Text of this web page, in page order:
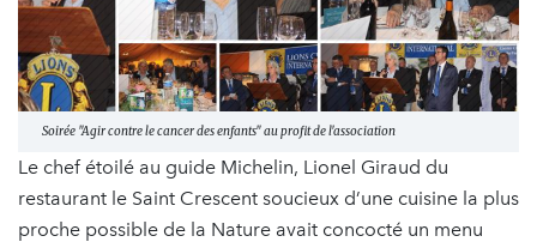
Soirée "Agir contre le cancer des enfants" au profit de l'association
Le chef étoilé au guide Michelin, Lionel Giraud du
restaurant le Saint Crescent soucieux d’une cuisine la plus
proche possible de la Nature avait concocté un menu